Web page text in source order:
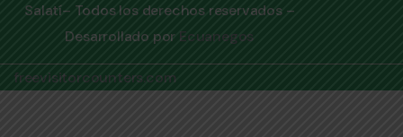
Salatí– Todos los derechos reservados –
Desarrollado por Ecuanegos
freevisitorcounters.com